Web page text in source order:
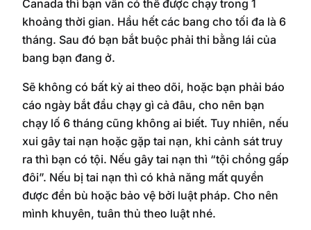
Canada thì bạn vẫn có thể được chạy trong 1
khoảng thời gian. Hầu hết các bang cho tối đa là 6
tháng. Sau đó bạn bắt buộc phải thi bằng lái của
bang bạn đang ở.
Sẽ không có bất kỳ ai theo dõi, hoặc bạn phải báo
cáo ngày bắt đầu chạy gì cả đâu, cho nên bạn
chạy lố 6 tháng cũng không ai biết. Tuy nhiên, nếu
xui gây tai nạn hoặc gặp tai nạn, khi cảnh sát truy
ra thì bạn có tội. Nếu gây tai nạn thì “tội chồng gấp
đôi”. Nếu bị tai nạn thì có khả năng mất quyền
được đền bù hoặc bảo vệ bởi luật pháp. Cho nên
mình khuyên, tuân thủ theo luật nhé.